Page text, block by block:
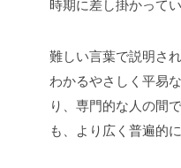
時期に差し掛かって
難しい言葉で説明さ
わかるやさしく平易
り、専門的な人の間
も、より広く普遍的